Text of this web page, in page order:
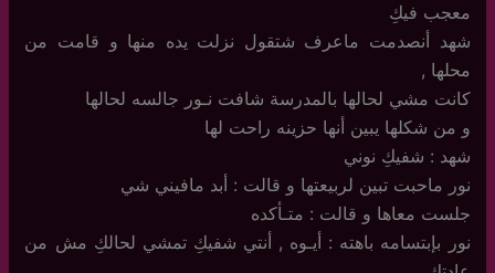
معجب فيكِ
شهد أنصدمت ماعرف شتقول نزلت يده منها و قامت من
محلها ,
كانت مشي لحالها بالمدرسة شافت نـور جالسه لحالها
و من شكلها يبين أنها حزينه راحت لها
شهد : شفيكِ نوني
نور ماحبت تبين لربيعتها و قالت : أبد مافيني شي
جلست معاها و قالت : متـأكده
نور بإبتسامه باهته : أيـوه , أنتي شفيكِ تمشي لحالكِ مش من